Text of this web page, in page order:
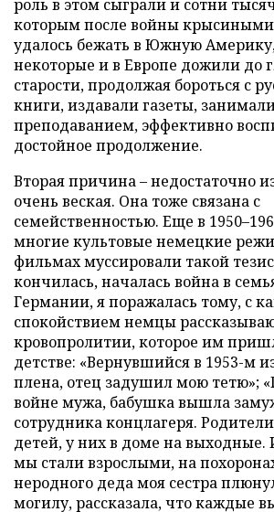
роль в этом сыграли и сотни
которым после войны
удалось бежать в Южную
некоторые и в Европе дожили до
старости, продолжая бороться с
книги, издавали газеты,
преподаванием, эффективно
достойное продолжение.
Вторая причина – недостаточно
очень веская. Она тоже связана с
семейственностью. Еще в
многие культовые немецкие
фильмах муссировали такой
кончилась, началась война в
Германии, я поражалась тому, с
спокойствием немцы
кровопролитии, которое им
детстве: «Вернувшийся в 1953-м
плена, отец задушил мою тетю»;
войне мужа, бабушка вышла
сотрудника концлагеря.
детей, у них в доме на
мы стали взрослыми, на
неродного деда моя сестра
могилу, рассказала, что каждые